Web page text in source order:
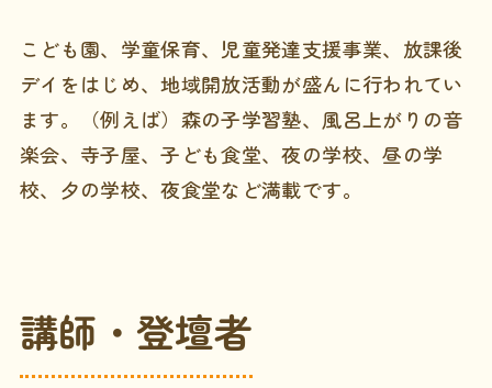
こども園、学童保育、児童発達支援事業、放課後
デイをはじめ、地域開放活動が盛んに行われてい
ます。（例えば）森の子学習塾、風呂上がりの音
楽会、寺子屋、子ども食堂、夜の学校、昼の学
校、夕の学校、夜食堂など満載です。
講師・登壇者